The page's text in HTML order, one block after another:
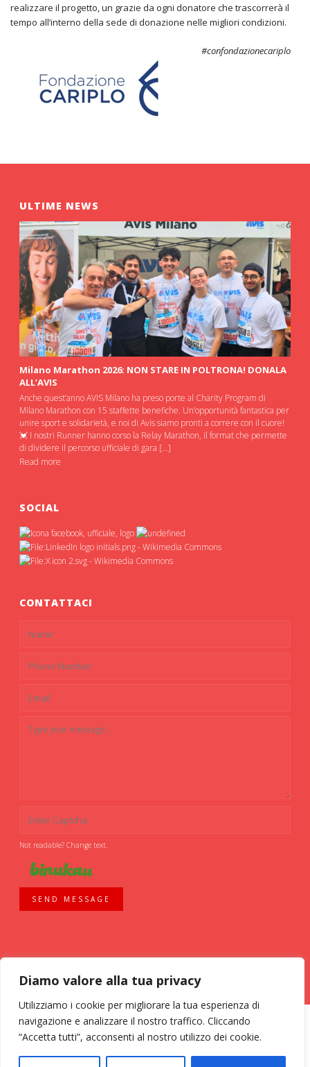
Diamo valore alla tua privacy
Utilizziamo i cookie per migliorare la tua esperienza di
navigazione e analizzare il nostro traffico. Cliccando
“Accetta tutti”, acconsenti al nostro utilizzo dei cookie.
realizzare il progetto, un grazie da ogni donatore che trascorrerà il
tempo all’interno della sede di donazione nelle migliori condizioni.
#confondazionecariplo
ULTIME NEWS
Milano Marathon 2026: NON STARE IN POLTRONA! DONALA
ALL’AVIS
Anche quest’anno AVIS Milano ha preso porte al Charity Program di
Milano Marathon con 15 staffette benefiche. Un’opportunità fantastica per
unire sport e solidarietà, e noi di Avis siamo pronti a correre con il cuore!
💓 I nostri Runner hanno corso la Relay Marathon, il format che permette
di dividere il percorso ufficiale di gara […]
Read more
SOCIAL
CONTATTACI
Not readable? Change text.
SEND MESSAGE